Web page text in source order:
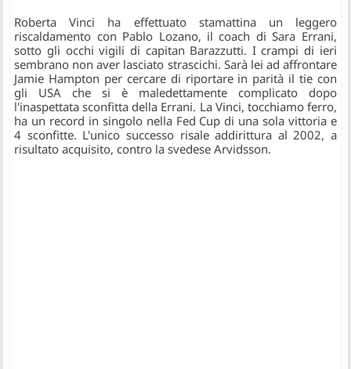
Roberta Vinci ha effettuato stamattina un leggero
riscaldamento con Pablo Lozano, il coach di Sara Errani,
sotto gli occhi vigili di capitan Barazzutti. I crampi di ieri
sembrano non aver lasciato strascichi. Sarà lei ad affrontare
Jamie Hampton per cercare di riportare in parità il tie con
gli USA che si è maledettamente complicato dopo
l'inaspettata sconfitta della Errani. La Vinci, tocchiamo ferro,
ha un record in singolo nella Fed Cup di una sola vittoria e
4 sconfitte. L'unico successo risale addirittura al 2002, a
risultato acquisito, contro la svedese Arvidsson.